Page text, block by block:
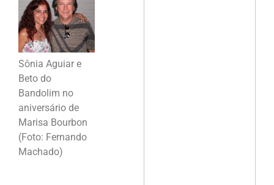
Sônia Aguiar e
Beto do
Bandolim no
aniversário de
Marisa Bourbon
(Foto: Fernando
Machado)